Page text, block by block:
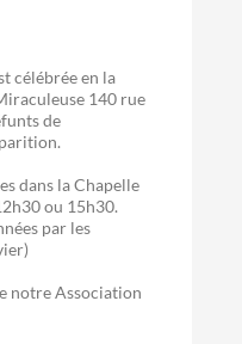
célébrée en la
140 rue
de
dans la Chapelle
ou 15h30.
par les
notre Association